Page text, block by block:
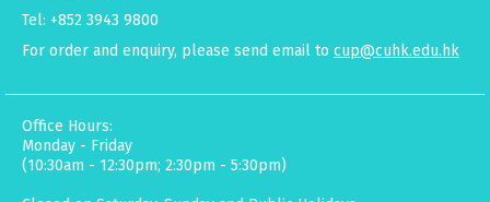
Tel: +852 3943 9800
For order and enquiry, please send email to cup@cuhk.edu.hk
Office Hours:
Monday - Friday
(10:30am - 12:30pm; 2:30pm - 5:30pm)